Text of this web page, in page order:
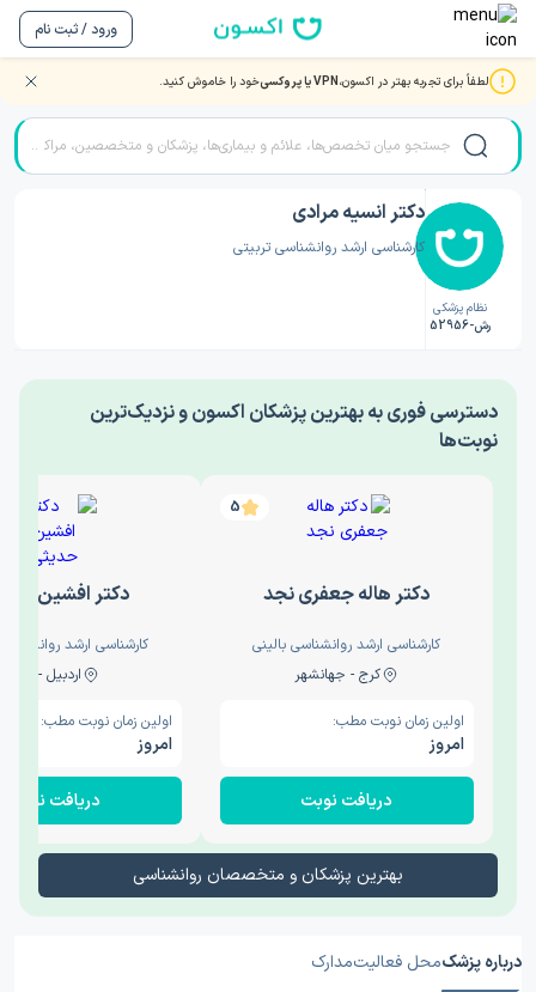
ورود / ثبت نام
لطفاً برای تجربه بهتر در اکسون،VPN یا پروکسی خود را خاموش کنید. صفحه اصلی/دکتر روانشناسی/دکتر انسیه مرادی
نظام پزشکی
رش-52956
دکتر انسیه مرادی
کارشناسی ارشد روانشناسی تربیتی
‎دسترسی فوری به بهترین پزشکان اکسون و نزدیک‌ترین
نوبت‌ها
5
دکتر هاله جعفری نجد
کارشناسی ارشد روانشناسی بالینی
کرج - جهانشهر
اولین زمان نوبت مطب:
امروز
دریافت نوبت
دکتر افشین
کارشناسی ارشد
اردبیل - والی
اولین زمان نوبت مطب:
امروز
دریافت نوبت
بهترین پزشکان و متخصصان روانشناسی
درباره پزشکمحل فعالیتمدارک